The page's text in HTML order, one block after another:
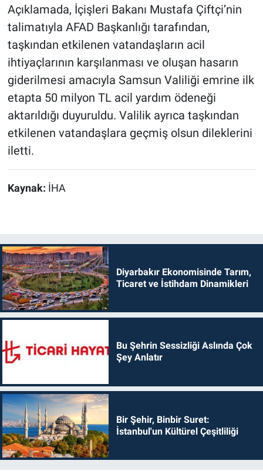
Açıklamada, İçişleri Bakanı Mustafa Çiftçi’nin
talimatıyla AFAD Başkanlığı tarafından,
taşkından etkilenen vatandaşların acil
ihtiyaçlarının karşılanması ve oluşan hasarın
giderilmesi amacıyla Samsun Valiliği emrine ilk
etapta 50 milyon TL acil yardım ödeneği
aktarıldığı duyuruldu. Valilik ayrıca taşkından
etkilenen vatandaşlara geçmiş olsun dileklerini
iletti.
Kaynak: İHA
Diyarbakır Ekonomisinde Tarım,
Ticaret ve İstihdam Dinamikleri
Bu Şehrin Sessizliği Aslında Çok
Şey Anlatır
Bir Şehir, Binbir Suret:
İstanbul'un Kültürel Çeşitliliği